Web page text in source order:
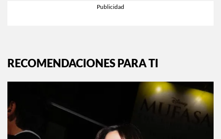
RECOMENDACIONES PARA TI